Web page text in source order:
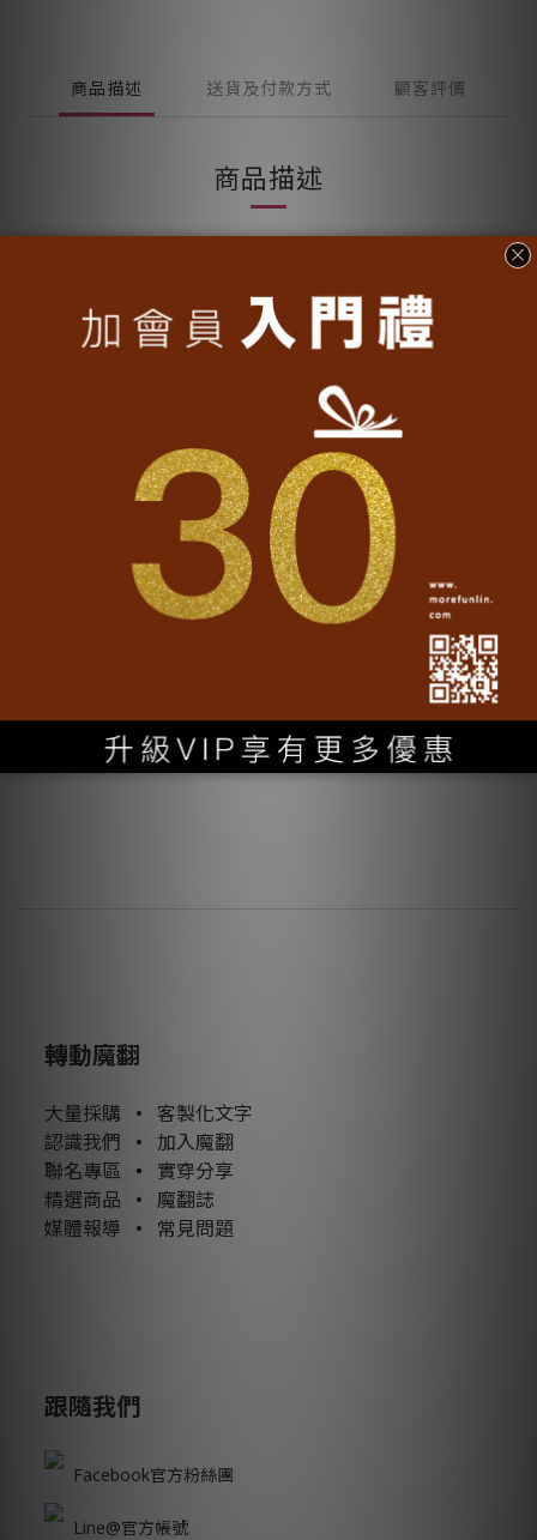
商品描述 送貨及付款方式 顧客評價
商品描述
是發自內心對成長土地的認同與尊重，
傳承了老祖先各種智慧與情感，
改變你我的思想與生活，
，愛台灣。
............................................................
【產地及材質】
全精梳棉
• 版型：大眾版，男女適穿
• 工法：網版三色印刷
發泡一色印刷+燙金
延長衣物壽命的保養方法
轉動魔翻
大量採購 •
客製化文字
認識我們 •
加入魔翻
聯名專區 •
實穿分享
精選商品 • 魔翻誌
媒體報導
• 常見問題
跟隨我們
Facebook官方粉絲團
Line@官方帳號